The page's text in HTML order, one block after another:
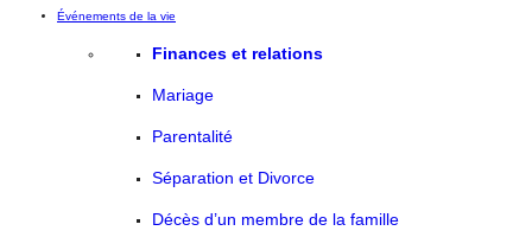
Événements de la vie
Finances et relations
Mariage
Parentalité
Séparation et Divorce
Décès d’un membre de la famille